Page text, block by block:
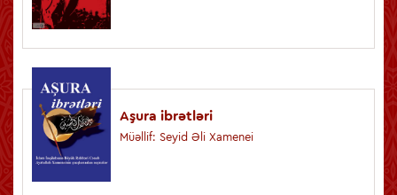
Aşura ibrətləri
Müəllif: Seyid Əli Xamenei